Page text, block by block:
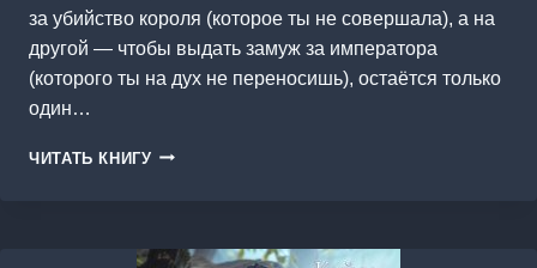
за убийство короля (которое ты не совершала), а на
другой — чтобы выдать замуж за императора
(которого ты на дух не переносишь), остаётся только
один…
ЧИТАТЬ КНИГУ БЕСОВСКОЕ